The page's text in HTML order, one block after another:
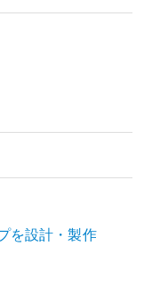
を設計・製作